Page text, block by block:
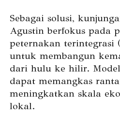
Sebagai solusi,
Agustin berfokus pada
peternakan terintegrasi
untuk membangun
dari hulu ke hilir.
dapat memangkas
meningkatkan skala
lokal.